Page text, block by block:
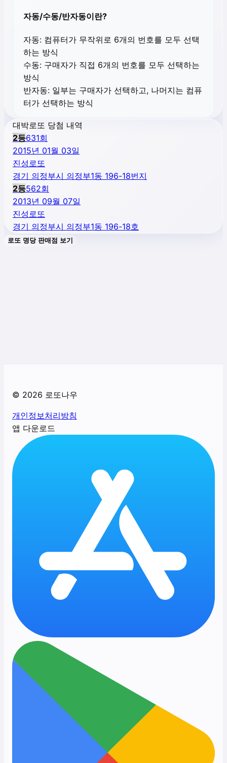
자동/수동/반자동이란?
자동: 컴퓨터가 무작위로 6개의 번호를 모두 선택
하는 방식
수동: 구매자가 직접 6개의 번호를 모두 선택하는
방식
반자동: 일부는 구매자가 선택하고, 나머지는 컴퓨
터가 선택하는 방식
대박로또 당첨 내역
2등631회
2015년 01월 03일
진성로또
경기 의정부시 의정부1동 196-18번지
2등562회
2013년 09월 07일
진성로또
경기 의정부시 의정부1동 196-18호
로또 명당 판매점 보기
© 2026 로또나우
개인정보처리방침
앱 다운로드